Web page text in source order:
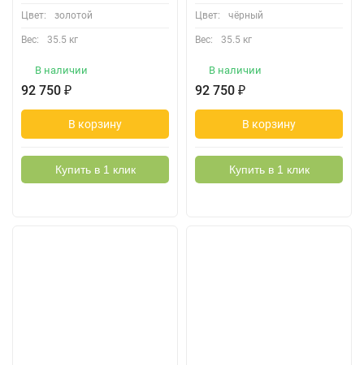
Цвет: золотой
Вес: 35.5 кг
В наличии
92 750 ₽
В корзину
Купить в 1 клик
Цвет: чёрный
Вес: 35.5 кг
В наличии
92 750 ₽
В корзину
Купить в 1 клик